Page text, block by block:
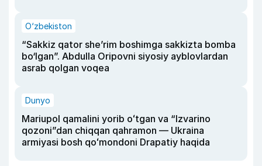
O‘zbekiston
“Sakkiz qator she’rim boshimga sakkizta bomba
bo‘lgan”. Abdulla Oripovni siyosiy ayblovlardan
asrab qolgan voqea
Dunyo
Mariupol qamalini yorib oʻtgan va “Izvarino
qozoni”dan chiqqan qahramon — Ukraina
armiyasi bosh qoʻmondoni Drapatiy haqida